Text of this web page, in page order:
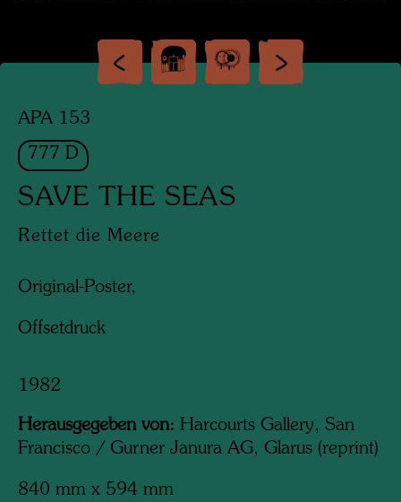
APA 153
777 D
SAVE THE SEAS
Rettet die Meere
Original-Poster,
Offsetdruck
1982
Herausgegeben von: Harcourts Gallery, San
Francisco / Gurner Janura AG, Glarus (reprint)
840 mm x 594 mm